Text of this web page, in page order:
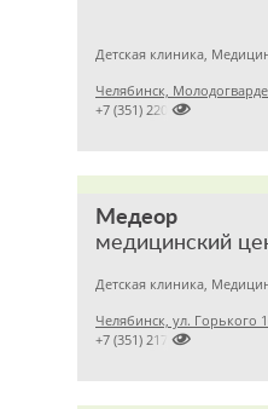
Детская клиника,
Челябинск,

+7 (351) 2204900
Медеор
медицинский
Челябинск, ул. Горького

+7 (351) 2172376